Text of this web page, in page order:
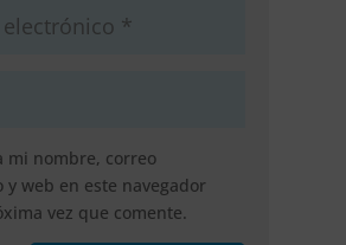
mi nombre, correo
y web en este navegador
vez que comente.